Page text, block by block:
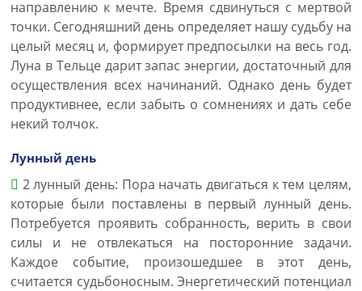
направлению к мечте. Время сдвинуться с мертвой
точки. Сегодняшний день определяет нашу судьбу на
целый месяц и, формирует предпосылки на весь год.
Луна в Тельце дарит запас энергии, достаточный для
осуществления всех начинаний. Однако день будет
продуктивнее, если забыть о сомнениях и дать себе
некий толчок.
Лунный день
2 лунный день: Пора начать двигаться к тем целям,
которые были поставлены в первый лунный день.
Потребуется проявить собранность, верить в свои
силы и не отвлекаться на посторонние задачи.
Каждое событие, произошедшее в этот день,
считается судьбоносным. Энергетический потенциал